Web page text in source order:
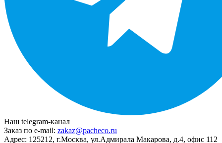
Наш telegram-канал
Заказ по e-mail: zakaz@pacheco.ru
Адрес: 125212, г.Москва, ул.Адмирала Макарова, д.4, офис 112